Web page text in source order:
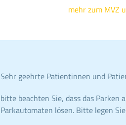
mehr zum MVZ
Sehr geehrte Patientinnen und
bitte beachten Sie, dass das Parken
Parkautomaten lösen. Bitte legen